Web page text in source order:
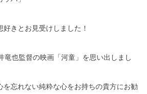
きとお見受けしました！
竜也監督の映画「河童」を思い出しまし
を忘れない純粋な心をお持ちの貴方にお勧